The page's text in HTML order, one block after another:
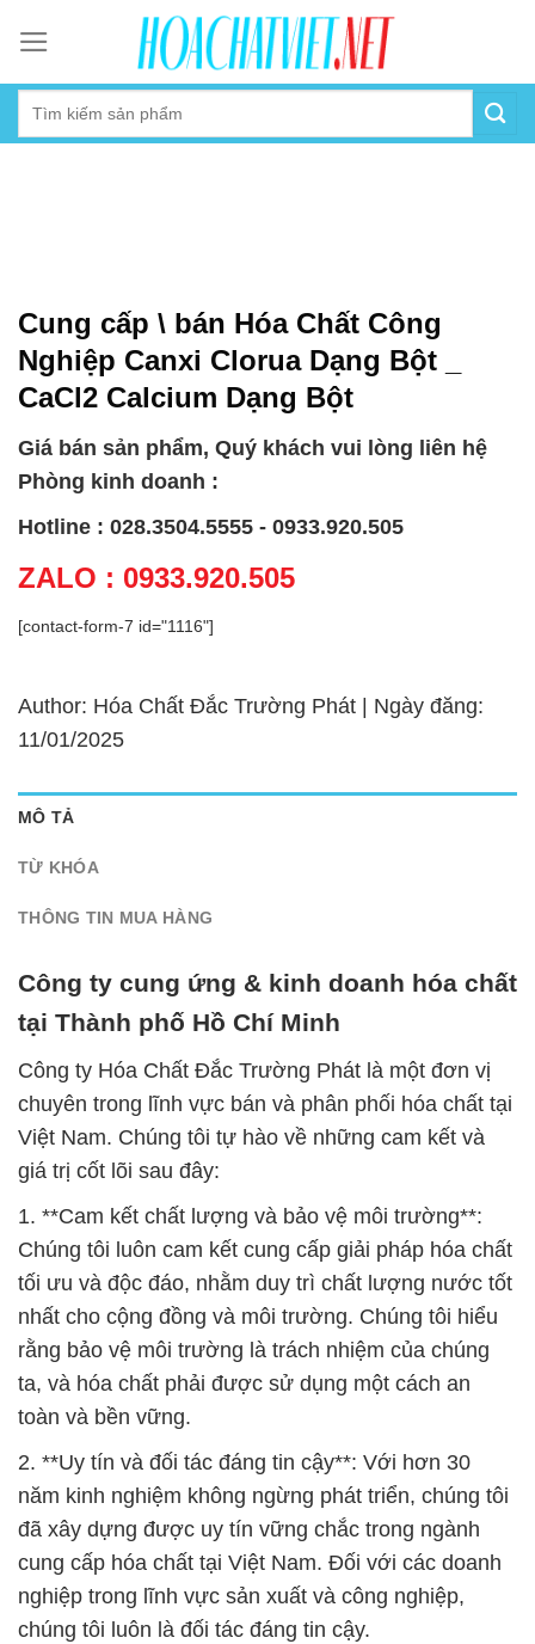
content
Cung cấp \ bán Hóa Chất Công
Nghiệp Canxi Clorua Dạng Bột _
CaCl2 Calcium Dạng Bột
Giá bán sản phẩm, Quý khách vui lòng liên hệ
Phòng kinh doanh :
Hotline : 028.3504.5555 - 0933.920.505
ZALO : 0933.920.505
[contact-form-7 id="1116"]
Author: Hóa Chất Đắc Trường Phát | Ngày đăng:
11/01/2025
MÔ TẢ
TỪ KHÓA
THÔNG TIN MUA HÀNG
Công ty cung ứng & kinh doanh hóa chất
tại Thành phố Hồ Chí Minh
Công ty Hóa Chất Đắc Trường Phát là một đơn vị
chuyên trong lĩnh vực bán và phân phối hóa chất tại
Việt Nam. Chúng tôi tự hào về những cam kết và
giá trị cốt lõi sau đây:
1. **Cam kết chất lượng và bảo vệ môi trường**:
Chúng tôi luôn cam kết cung cấp giải pháp hóa chất
tối ưu và độc đáo, nhằm duy trì chất lượng nước tốt
nhất cho cộng đồng và môi trường. Chúng tôi hiểu
rằng bảo vệ môi trường là trách nhiệm của chúng
ta, và hóa chất phải được sử dụng một cách an
toàn và bền vững.
2. **Uy tín và đối tác đáng tin cậy**: Với hơn 30
năm kinh nghiệm không ngừng phát triển, chúng tôi
đã xây dựng được uy tín vững chắc trong ngành
cung cấp hóa chất tại Việt Nam. Đối với các doanh
nghiệp trong lĩnh vực sản xuất và công nghiệp,
chúng tôi luôn là đối tác đáng tin cậy.